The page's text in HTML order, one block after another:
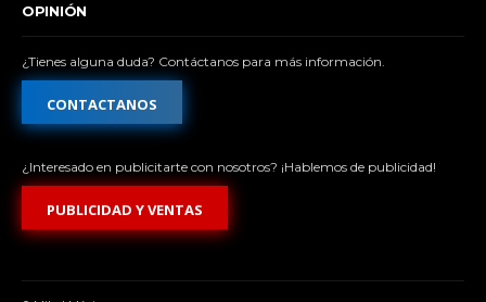
OPINIÓN
¿Tienes alguna duda? Contáctanos para más información.
CONTACTANOS
¿Interesado en publicitarte con nosotros? ¡Hablemos de publicidad!
PUBLICIDAD Y VENTAS